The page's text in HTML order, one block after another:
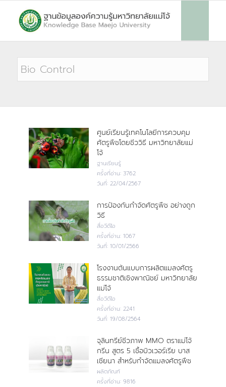
ศูนย์เรียนรู้เทคโนโลยีการควบคุม
ศัตรูพืชโดยชีววิธี มหาวิทยาลัยแม่
โจ้
ฐานเรียนรู้
ครั้งที่อ่าน: 3762
วันที่: 22/04/2567
การป้องกันกำจัดศัตรูพืช อย่างถูก
วิธี
สื่อวีดีโอ
ครั้งที่อ่าน: 1067
วันที่: 10/01/2566
โรงงานต้นแบบการผลิตแมลงศัตรู
ธรรมชาติเชิงพาณิชย์ มหาวิทยาลัย
แม่โจ้
สื่อวีดีโอ
ครั้งที่อ่าน: 2241
วันที่: 19/08/2564
จุลินทรีย์ชีวภาพ MMO ตราแม่โจ้
กรีน สูตร 5 เชื้อบิวเวอร์เรีย บาส
เซียนา สำหรับกำจัดแมลงศัตรูพืช
ผลิตภัณฑ์
ครั้งที่อ่าน: 9816